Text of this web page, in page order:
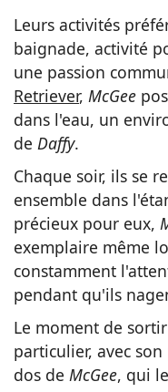
Leurs activités
baignade, activité
une passion
Retriever, McGee
dans l'eau, un
de Daffy.
Chaque soir, ils se
ensemble dans
précieux pour eux,
exemplaire même
constamment
pendant qu'ils
Le moment de
particulier, avec
dos de McGee, qui